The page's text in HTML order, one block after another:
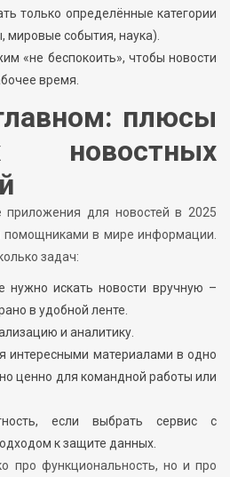
только определённые категории
события, наука).
«не беспокоить», чтобы новости
время.
плюсы
новостных
для новостей в 2025
помощниками в мире информации.
задач:
нужно искать новости вручную –
в удобной ленте.
и аналитику.
интересными материалами в одно
ценно для командной работы или
если выбрать сервис с
к защите данных.
про функциональность, но и про